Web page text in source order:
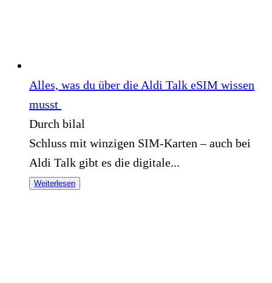
Alles, was du über die Aldi Talk eSIM wissen
musst
Durch bilal
Schluss mit winzigen SIM-Karten – auch bei
Aldi Talk gibt es die digitale...
Weiterlesen